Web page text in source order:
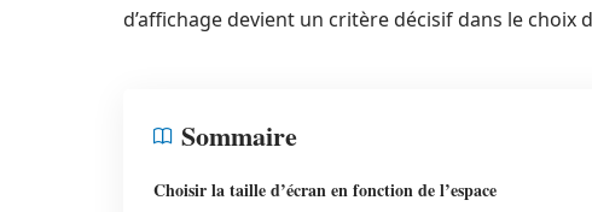
d’affichage devient un critère décisif dans le choix
Sommaire
Choisir la taille d’écran en fonction de l’espace